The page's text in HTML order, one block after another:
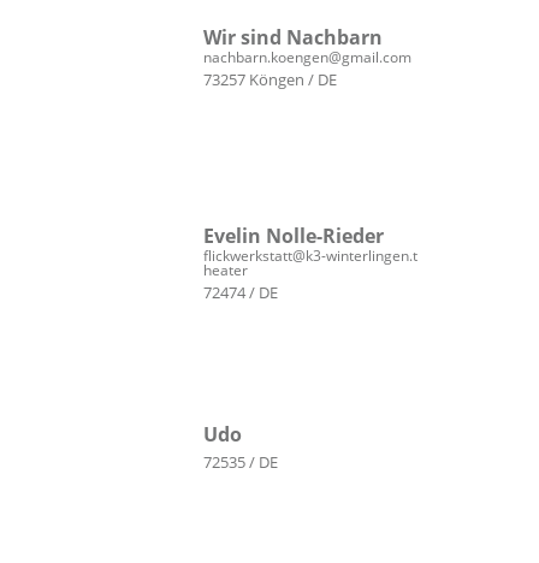
Wir sind Nachbarn
nachbarn.koengen@gmail.com
73257 Köngen / DE
Evelin Nolle-Rieder
flickwerkstatt@k3-winterlingen.t
heater
72474 / DE
Udo
72535 / DE